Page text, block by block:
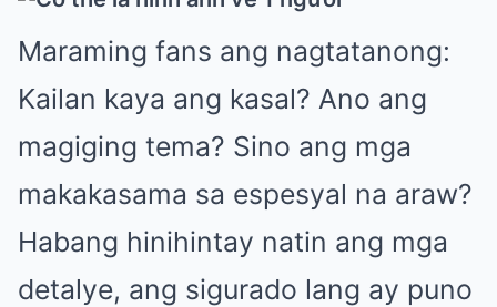
Maraming fans ang nagtatanong:
Kailan kaya ang kasal? Ano ang
magiging tema? Sino ang mga
makakasama sa espesyal na araw?
Habang hinihintay natin ang mga
detalye, ang sigurado lang ay puno